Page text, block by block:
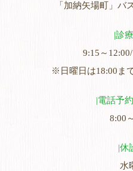
「加納矢場町」バ
診
9:15～
※日曜日は18:00ま
電話予
8:00
休
水